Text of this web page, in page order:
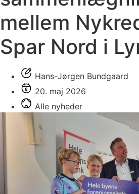
mellem
Spar Nord i
Hans-Jørgen Bundgaard
20. maj 2026
Alle nyheder